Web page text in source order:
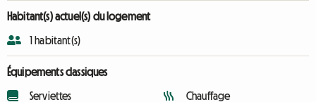
Habitant(s) actuel(s) du logement
1 habitant(s)
Équipements classiques
Serviettes
Chauffage